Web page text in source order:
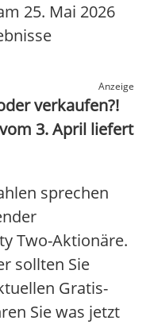
25. Mai 2026
Anzeige
verkaufen?!
3. April liefert
sprechen
Two-Aktionäre.
sollten Sie
Gratis-
Sie was jetzt